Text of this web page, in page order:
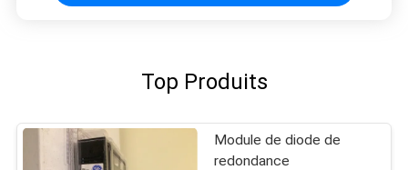
Top Produits
Module de diode de
redondance